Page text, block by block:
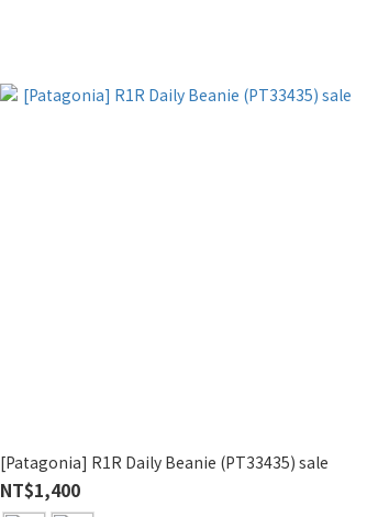
[Patagonia] R1R Daily Beanie (PT33435) sale
NT$1,400